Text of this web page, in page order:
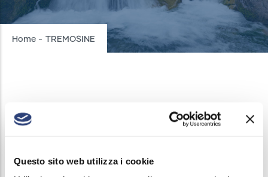
Questo sito web utilizza i cookie
Breadcrumb
Home - TREMOSINE
TREMOSINE SUL GARDA
In data 23 gennaio 2025 dalle ore 08:30 alle ore